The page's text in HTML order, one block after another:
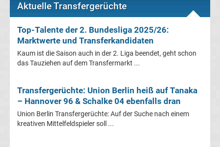
Europa
League
Europa
Aktuelle Transfergerüchte
Top-Talente der 2. Bundesliga 2025/26:
Marktwerte und Transferkandidaten
Kaum ist die Saison auch in der 2. Liga beendet, geht schon
das Tauziehen auf dem Transfermarkt ...
Transfergerüchte: Union Berlin heiß auf Tanaka
– Hannover 96 & Schalke 04 ebenfalls dran
Union Berlin Transfergerüchte: Auf der Suche nach einem
kreativen Mittelfeldspieler soll ...